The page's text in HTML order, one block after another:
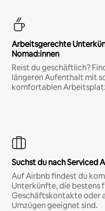
Arbeitsgerechte
Nomad:innen
Reist du geschäftlich?
längeren Aufenthalt mit
komfortablen
Suchst du nach Serviced
Auf Airbnb findest du
Unterkünfte, die bestens
Geschäftskontakte oder
Umzügen geeignet sind.